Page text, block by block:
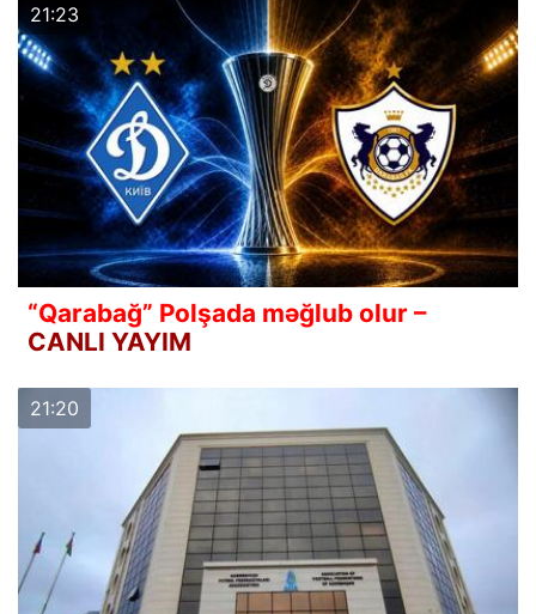
21:23
“Qarabağ” Polşada məğlub olur –
CANLI YAYIM
21:20